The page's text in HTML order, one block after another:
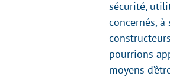
sécurité,
concernés,
pourrions
moyens